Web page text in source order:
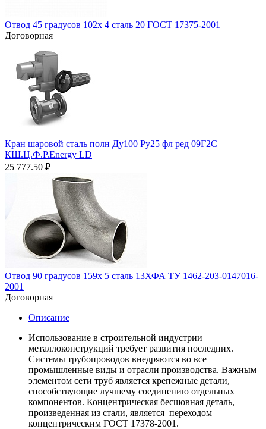
Отвод 45 градусов 102х 4 сталь 20 ГОСТ 17375-2001
Договорная
Кран шаровой сталь полн Ду100 Ру25 фл ред 09Г2С
КШ.Ц.Ф.Р.Energy LD
25 777.50 ₽
Отвод 90 градусов 159х 5 сталь 13ХФА ТУ 1462-203-0147016-
2001
Договорная
Описание
Использование в строительной индустрии
металлоконструкций требует развития последних.
Системы трубопроводов внедряются во все
промышленные виды и отрасли производства. Важным
элементом сети труб является крепежные детали,
способствующие лучшему соединению отдельных
компонентов. Концентрическая бесшовная деталь,
произведенная из стали, является переходом
концентрическим ГОСТ 17378-2001.